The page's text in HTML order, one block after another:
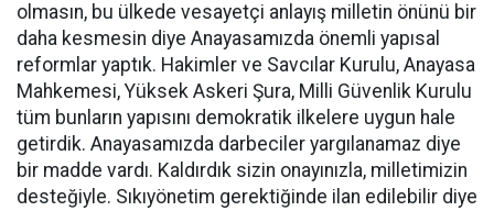
olmasın, bu ülkede vesayetçi anlayış milletin önünü bir
daha kesmesin diye Anayasamızda önemli yapısal
reformlar yaptık. Hakimler ve Savcılar Kurulu, Anayasa
Mahkemesi, Yüksek Askeri Şura, Milli Güvenlik Kurulu
tüm bunların yapısını demokratik ilkelere uygun hale
getirdik. Anayasamızda darbeciler yargılanamaz diye
bir madde vardı. Kaldırdık sizin onayınızla, milletimizin
desteğiyle. Sıkıyönetim gerektiğinde ilan edilebilir diye